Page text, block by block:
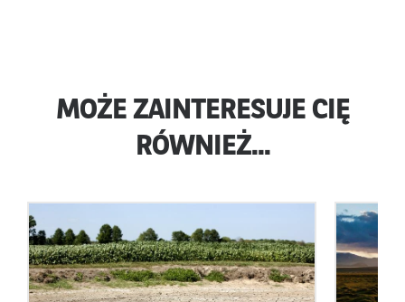
MOŻE ZAINTERESUJE CIĘ
RÓWNIEŻ...